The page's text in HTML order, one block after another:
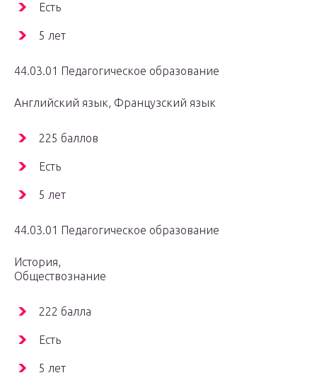
Есть
5 лет
44.03.01 Педагогическое образование
Английский язык, Французский язык
225 баллов
Есть
5 лет
44.03.01 Педагогическое образование
История,
Обществознание
222 балла
Есть
5 лет